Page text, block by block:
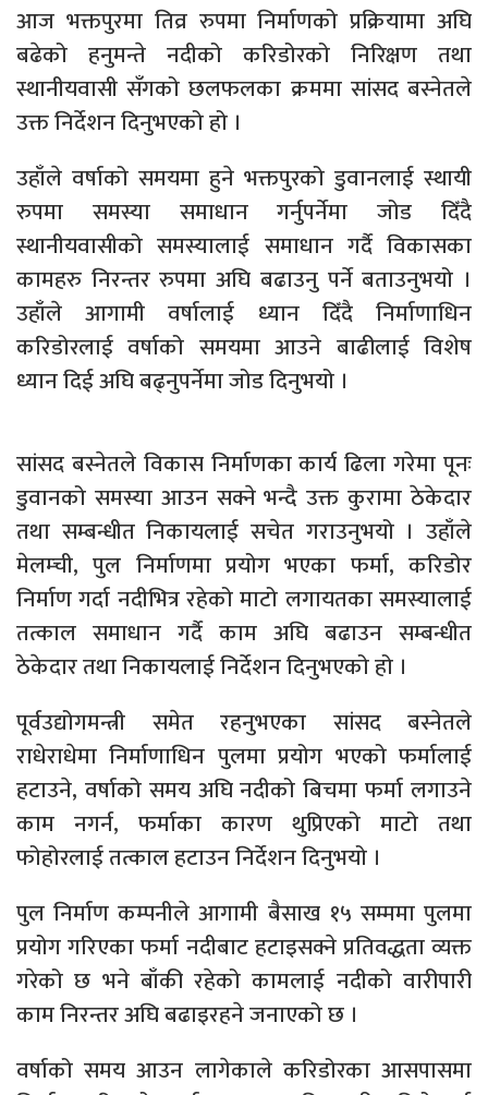
आज भक्तपुरमा तिव्र रुपमा निर्माणको प्रक्रियामा अघि
बढेको हनुमन्ते नदीको करिडोरको निरिक्षण तथा
स्थानीयवासी सँगको छलफलका क्रममा सांसद बस्नेतले
उक्त निर्देशन दिनुभएको हो ।
उहाँले वर्षाको समयमा हुने भक्तपुरको डुवानलाई स्थायी
रुपमा समस्या समाधान गर्नुपर्नेमा जोड दिँदै
स्थानीयवासीको समस्यालाई समाधान गर्दै विकासका
कामहरु निरन्तर रुपमा अघि बढाउनु पर्ने बताउनुभयो ।
उहाँले आगामी वर्षालाई ध्यान दिँदै निर्माणाधिन
करिडोरलाई वर्षाको समयमा आउने बाढीलाई विशेष
ध्यान दिई अघि बढ्नुपर्नेमा जोड दिनुभयो ।
सांसद बस्नेतले विकास निर्माणका कार्य ढिला गरेमा पूनः
डुवानको समस्या आउन सक्ने भन्दै उक्त कुरामा ठेकेदार
तथा सम्बन्धीत निकायलाई सचेत गराउनुभयो । उहाँले
मेलम्ची, पुल निर्माणमा प्रयोग भएका फर्मा, करिडोर
निर्माण गर्दा नदीभित्र रहेको माटो लगायतका समस्यालाई
तत्काल समाधान गर्दै काम अघि बढाउन सम्बन्धीत
ठेकेदार तथा निकायलाई निर्देशन दिनुभएको हो ।
पूर्वउद्योगमन्त्री समेत रहनुभएका सांसद बस्नेतले
राधेराधेमा निर्माणाधिन पुलमा प्रयोग भएको फर्मालाई
हटाउने, वर्षाको समय अघि नदीको बिचमा फर्मा लगाउने
काम नगर्न, फर्माका कारण थुप्रिएको माटो तथा
फोहोरलाई तत्काल हटाउन निर्देशन दिनुभयो ।
पुल निर्माण कम्पनीले आगामी बैसाख १५ सम्ममा पुलमा
प्रयोग गरिएका फर्मा नदीबाट हटाइसक्ने प्रतिवद्धता व्यक्त
गरेको छ भने बाँकी रहेको कामलाई नदीको वारीपारी
काम निरन्तर अघि बढाइरहने जनाएको छ ।
वर्षाको समय आउन लागेकाले करिडोरका आसपासमा